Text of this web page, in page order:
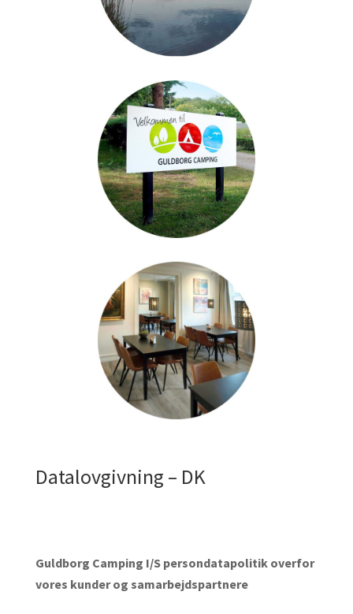
Datalovgivning – DK
Guldborg Camping I/S persondatapolitik overfor
vores kunder og samar­bejds­partnere